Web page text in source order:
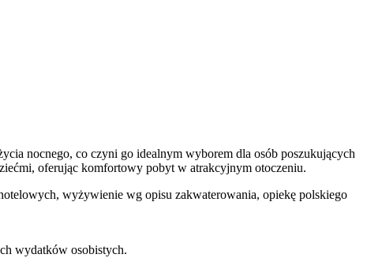
nocnego, co czyni go idealnym wyborem dla osób poszukujących
oferując komfortowy pobyt w atrakcyjnym otoczeniu.
wyżywienie wg opisu zakwaterowania, opiekę polskiego
wydatków osobistych.